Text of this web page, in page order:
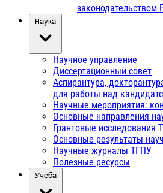
законодательством
Наука
Научное управление
Диссертационный совет
Аспирантура,
для работы над
Научные мероприятия:
Основные направления
Грантовые исследования
Основные результаты
Научные журналы ТГПУ
Полезные ресурсы
Учёба